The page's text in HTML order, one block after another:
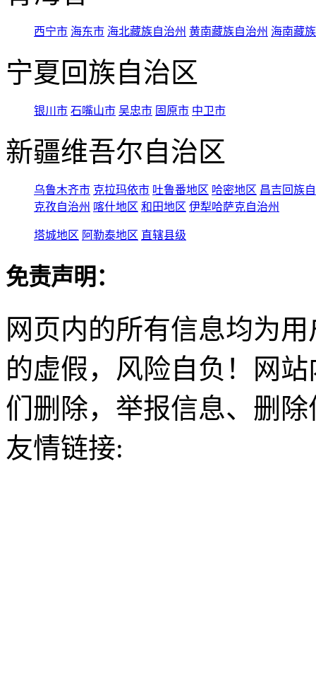
西宁市 海东市 海北藏族自治州 黄南藏族自治州 海南藏
宁夏回族自治区
银川市 石嘴山市 吴忠市 固原市 中卫市
新疆维吾尔自治区
乌鲁木齐市 克拉玛依市 吐鲁番地区 哈密地区 昌吉回族
克孜自治州 喀什地区 和田地区 伊犁哈萨克自治州
塔城地区 阿勒泰地区 直辖县级
免责声明：
网页内的所有信息均为
的虚假，风险自负！网
们删除，举报信息、删
友情链接: